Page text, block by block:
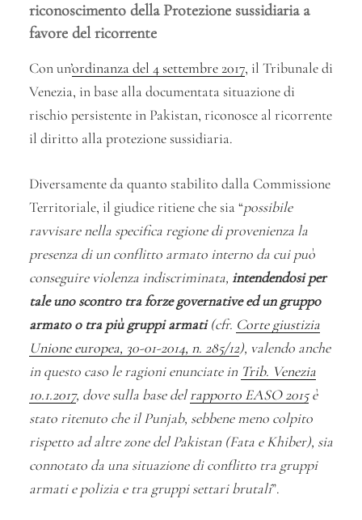
riconoscimento della Protezione sussidiaria a
favore del ricorrente
Con un’ordinanza del 4 settembre 2017, il Tribunale di
Venezia, in base alla documentata situazione di
rischio persistente in Pakistan, riconosce al ricorrente
il diritto alla protezione sussidiaria.
Diversamente da quanto stabilito dalla Commissione
Territoriale, il giudice ritiene che sia “possibile
ravvisare nella specifica regione di provenienza la
presenza di un conflitto armato interno da cui può
conseguire violenza indiscriminata, intendendosi per
tale uno scontro tra forze governative ed un gruppo
armato o tra più gruppi armati(cfr. Corte giustizia
Unione europea, 30-01-2014, n. 285/12), valendo anche
in questo caso le ragioni enunciate in Trib. Venezia
10.1.2017, dove sulla base delrapporto EASO 2015è
stato ritenuto che il Punjab, sebbene meno colpito
rispetto ad altre zone del Pakistan (Fata e Khiber), sia
connotato da una situazione di conflitto tra gruppi
armati e polizia e tra gruppi settari brutali”.